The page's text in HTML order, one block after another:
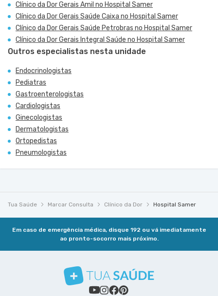
Clínico da Dor Gerais Amil no Hospital Samer
Clínico da Dor Gerais Saúde Caixa no Hospital Samer
Clínico da Dor Gerais Saúde Petrobras no Hospital Samer
Clínico da Dor Gerais Integral Saúde no Hospital Samer
Outros especialistas nesta unidade
Endocrinologistas
Pediatras
Gastroenterologistas
Cardiologistas
Ginecologistas
Dermatologistas
Ortopedistas
Pneumologistas
Tua Saúde Marcar Consulta Clínico da Dor Hospital Samer
Em caso de emergência médica, disque 192 ou vá imediatamente
ao pronto-socorro mais próximo.